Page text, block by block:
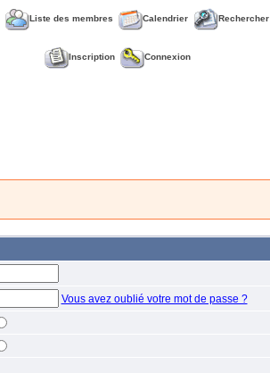
Liste des membres Calendrier Rechercher
Inscription Connexion
Vous avez oublié votre mot de passe ?